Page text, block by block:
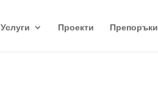
Услуги Проекти Препоръки